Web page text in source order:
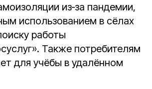
из‑за пандемии,
использованием в сёлах
работы
Также потребителям
для учёбы в удалённом